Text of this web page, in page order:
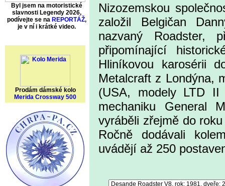
Byl jsem na motoristické
slavnosti Legendy 2026,
podívejte se na REPORTÁŽ,
je v ní i krátké video.
Prodám dámské kolo
Merida Crossway 500
Nizozemskou
založil Belgičan
nazvaný Roadster,
připomínající
Hliníkovou karosérii
Metalcraft z Londýna,
(USA, modely LTD
mechaniku General
vyráběli zřejmě do
Ročně dodávali
uvádějí až 250